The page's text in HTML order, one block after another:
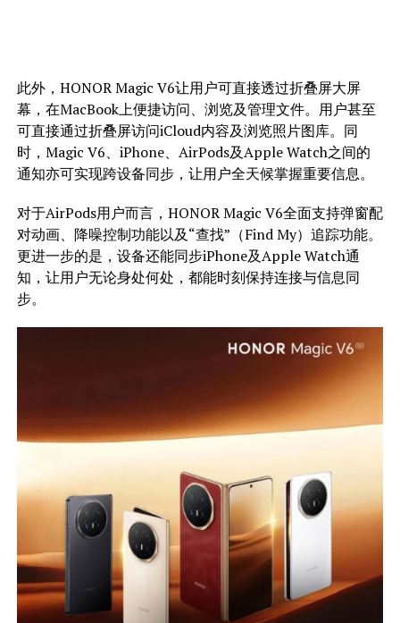
此外，HONOR Magic V6让用户可直接透过折叠屏大屏
幕，在MacBook上便捷访问、浏览及管理文件。用户甚至
可直接通过折叠屏访问iCloud内容及浏览照片图库。同
时，Magic V6、iPhone、AirPods及Apple Watch之间的
通知亦可实现跨设备同步，让用户全天候掌握重要信息。
对于AirPods用户而言，HONOR Magic V6全面支持弹窗配
对动画、降噪控制功能以及“查找”（Find My）追踪功能。
更进一步的是，设备还能同步iPhone及Apple Watch通
知，让用户无论身处何处，都能时刻保持连接与信息同
步。